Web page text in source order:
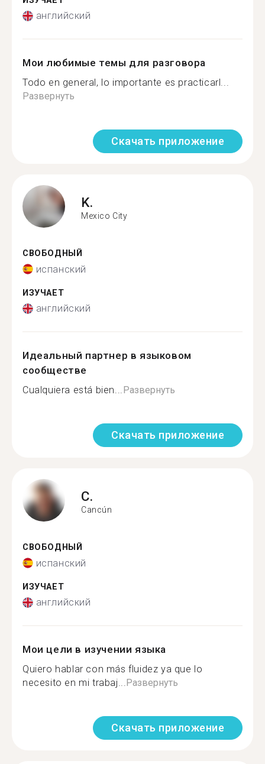
английский
Мои любимые темы для разговора
Todo en general, lo importante es practicarl...
Развернуть
Скачать приложение
K.
Mexico City
СВОБОДНЫЙ
испанский
ИЗУЧАЕТ
английский
Идеальный партнер в языковом
сообществе
Cualquiera está bien...Развернуть
Скачать приложение
C.
Cancún
СВОБОДНЫЙ
испанский
ИЗУЧАЕТ
английский
Мои цели в изучении языка
Quiero hablar con más fluidez ya que lo
necesito en mi trabaj...Развернуть
Скачать приложение